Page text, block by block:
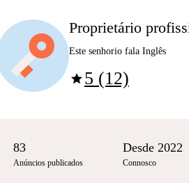
Proprietário
Este senhorio fala Inglês
star5 (12)
83
Anúncios publicados
Desde 2022
Connosco